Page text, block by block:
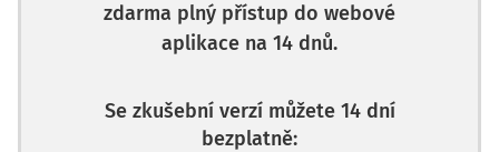
zdarma plný přístup do webové
aplikace na 14 dnů.
Se zkušební verzí můžete 14 dní
bezplatně: